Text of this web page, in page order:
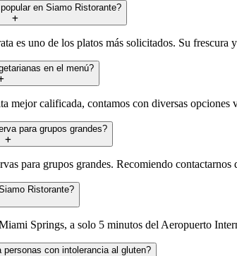
en Siamo Ristorante?
es uno de los platos más solicitados. Su frescura
en el menú?
mejor calificada, contamos con diversas opciones
para grupos grandes?
para grupos grandes. Recomiendo contactarnos
Ristorante?
Springs, a solo 5 minutos del Aeropuerto
personas con intolerancia al gluten?